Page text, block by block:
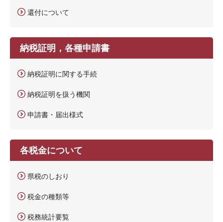
還付について
納税証明，各種申請書
納税証明に関する手続
納税証明を扱う機関
申請書・届出様式
各税金について
県税のしおり
税金の種類等
税務統計要覧